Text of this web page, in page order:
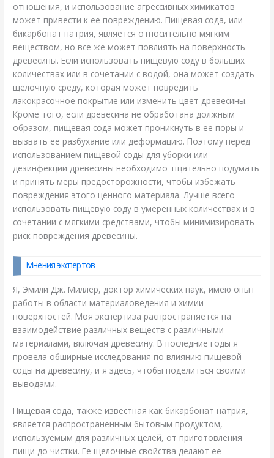
отношения, и использование агрессивных химикатов
может привести к ее повреждению. Пищевая сода, или
бикарбонат натрия, является относительно мягким
веществом, но все же может повлиять на поверхность
древесины. Если использовать пищевую соду в больших
количествах или в сочетании с водой, она может создать
щелочную среду, которая может повредить
лакокрасочное покрытие или изменить цвет древесины.
Кроме того, если древесина не обработана должным
образом, пищевая сода может проникнуть в ее поры и
вызвать ее разбухание или деформацию. Поэтому перед
использованием пищевой соды для уборки или
дезинфекции древесины необходимо тщательно подумать
и принять меры предосторожности, чтобы избежать
повреждения этого ценного материала. Лучше всего
использовать пищевую соду в умеренных количествах и в
сочетании с мягкими средствами, чтобы минимизировать
риск повреждения древесины.
Мнения экспертов
Я, Эмили Дж. Миллер, доктор химических наук, имею опыт
работы в области материаловедения и химии
поверхностей. Моя экспертиза распространяется на
взаимодействие различных веществ с различными
материалами, включая древесину. В последние годы я
провела обширные исследования по влиянию пищевой
соды на древесину, и я здесь, чтобы поделиться своими
выводами.
Пищевая сода, также известная как бикарбонат натрия,
является распространенным бытовым продуктом,
используемым для различных целей, от приготовления
пищи до чистки. Ее щелочные свойства делают ее